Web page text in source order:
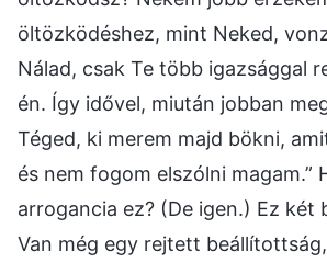
öltözködéshez, mint Neked,
Nálad, csak Te több igazsággal
én. Így idővel, miután jobban
Téged, ki merem majd bökni,
és nem fogom elszólni magam.”
arrogancia ez? (De igen.) Ez két
Van még egy rejtett